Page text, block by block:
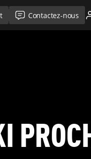
Contactez-nous